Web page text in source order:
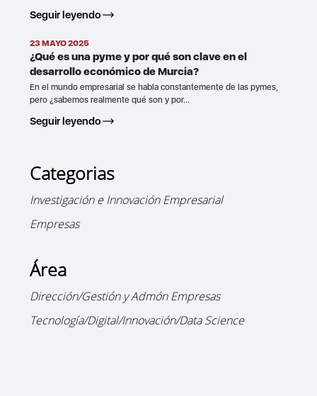
Seguir leyendo
23 MAYO 2025
¿Qué es una pyme y por qué son clave en el
desarrollo económico de Murcia?
En el mundo empresarial se habla constantemente de las pymes,
pero ¿sabemos realmente qué son y por...
Seguir leyendo
Categorias
Investigación e Innovación Empresarial
Empresas
Área
Dirección/Gestión y Admón Empresas
Tecnología/Digital/Innovación/Data Science